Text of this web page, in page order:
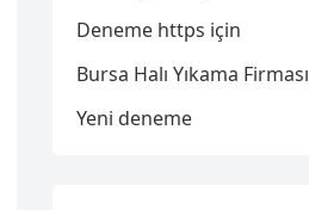
Deneme https için
Bursa Halı Yıkama Firması
Yeni deneme